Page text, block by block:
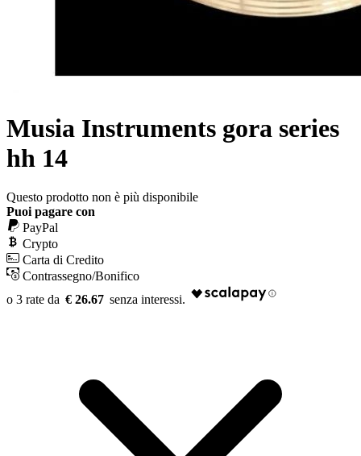
Musia Instruments gora series
hh 14
Questo prodotto non è più disponibile
Puoi pagare con
PayPal
Crypto
Carta di Credito
Contrassegno/Bonifico
€ 26.67